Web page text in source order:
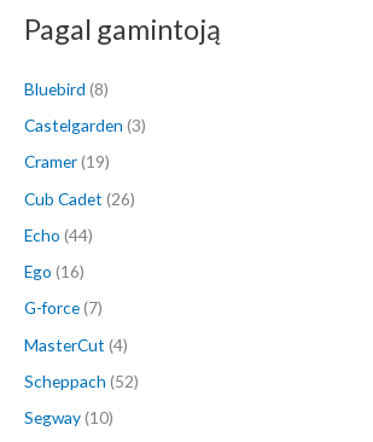
Pagal gamintoją
Bluebird (8)
Castelgarden (3)
Cramer(19)
Cub Cadet (26)
Echo (44)
Ego (16)
G-force(7)
MasterCut (4)
Scheppach (52)
Segway(10)